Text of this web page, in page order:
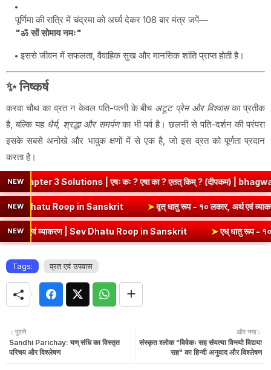
पूर्णिमा की रात्रि में चंद्रमा को अर्घ्य देकर 108 बार मंत्र जपें—
"ॐ सों सोमाय नमः"
इससे जीवन में सफलता, वैवाहिक सुख और मानसिक शांति प्राप्त होती है।
✨ निष्कर्ष
करवा चौथ का व्रत न केवल पति-पत्नी के बीच अटूट प्रेम और विश्वासका प्रतीक
है, बल्कि यह धैर्य, श्रद्धा और समर्पणका भी पर्व है। छलनी से पति-दर्शन की परंपरा
इसके सबसे अनोखे और भावुक क्षणों में से एक है, जो इस व्रत को पूर्णता प्रदान
करता है।
NEW
Solutions | एषः कः ? एषा का ? एतत् किम् ? (दीपकम) |
NEWएवं व्याकरण | Kri Dhatu Roop in Sanskrit ➤वृत् धातु रूप - १०
NEW
व्याकरण | Sev Dhatu Roop in Sanskrit ➤एध् धातु रूप - १० लकार,
Tags: व्रत एवं उपवास
और नया
संस्कृत श्लोक "विवेकः सह संयत्या विनयो विद्यया
सह" का हिन्दी अनुवाद और विश्लेषण
पुराने
Sandhi Parichay: यण् संधि का विस्तृत
परिचय और विश्लेषण